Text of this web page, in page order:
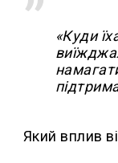
«Куди
Який вплив